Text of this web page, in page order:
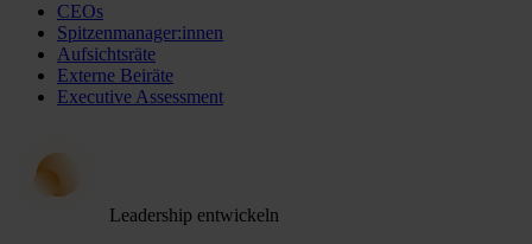
CEOs
Spitzenmanager:innen
Aufsichtsräte
Externe Beiräte
Executive Assessment
Leadership entwickeln